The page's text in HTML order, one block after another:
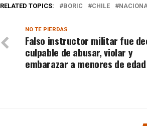
RELATED TOPICS: BORIC CHILE
NO TE PIERDAS
Falso instructor militar fue
culpable de abusar, violar y
embarazar a menores de edad